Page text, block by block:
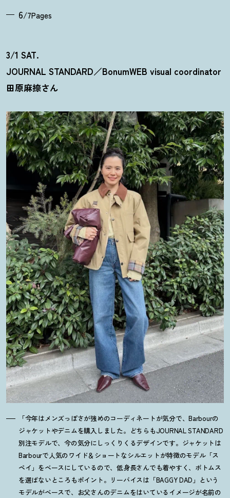
6/7Pages
3/1 SAT.
JOURNAL STANDARD／BonumWEB visual coordinator
田原麻捺さん
「今年はメンズっぽさが強めのコーディネートが気分で、Barbourの
ジャケットやデニムを購入しました。どちらもJOURNAL STANDARD
別注モデルで、今の気分にしっくりくるデザインです。ジャケットは
Barbourで人気のワイド＆ショートなシルエットが特徴のモデル「ス
ペイ」をベースにしているので、低身長さんでも着やすく、ボトムス
を選ばないところもポイント。リーバイスは「BAGGY DAD」という
モデルがベースで、お父さんのデニムをはいているイメージが名前の